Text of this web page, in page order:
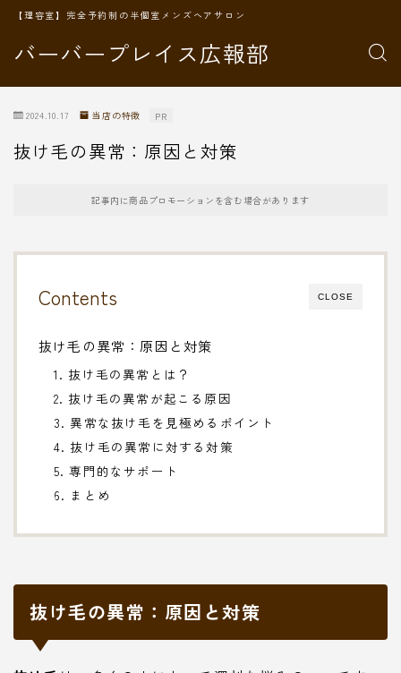
バーバープレイス広報部
【理容室】完全予約制の半個室メンズヘアサロン
2024.10.17 当店の特徴 PR
抜け毛の異常：原因と対策
記事内に商品プロモーションを含む場合があります
CLOSE
Contents
抜け毛の異常：原因と対策
1. 抜け毛の異常とは？
2. 抜け毛の異常が起こる原因
3. 異常な抜け毛を見極めるポイント
4. 抜け毛の異常に対する対策
5. 専門的なサポート
6. まとめ
抜け毛の異常：原因と対策